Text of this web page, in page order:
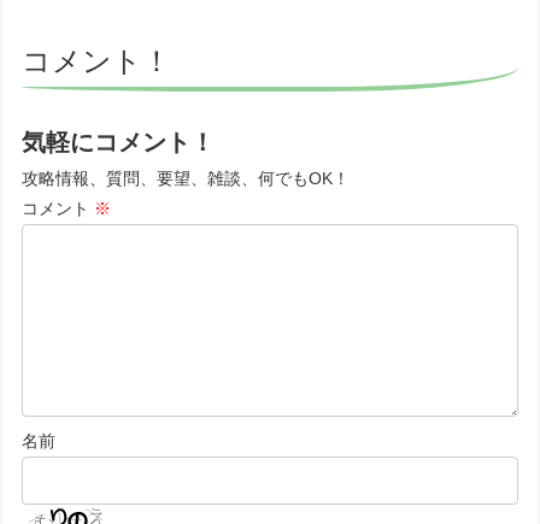
コメント！
気軽にコメント！
攻略情報、質問、要望、雑談、何でもOK！
コメント ※
名前